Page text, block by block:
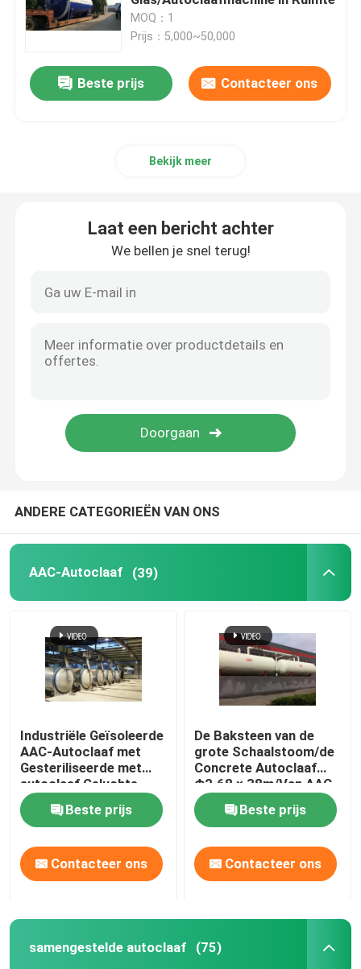
samengestelde autoclaaf
Vulcaniserende Autoclaaf
industriële autoclaaf
Hout autoclaaf
De Producten van de koolstofvezel
Chemische Drukvaten
Chemische Warmtewisselaar
Chemische Kolom
Chemische Opslagtanks
MOQ：1
Prijs：5,000~50,000
Beste prijs Contacteer ons
Bekijk meer
Laat een bericht achter
We bellen je snel terug!
ANDERE CATEGORIEËN VAN ONS
AAC-Autoclaaf (39)
Industriële Geïsoleerde
AAC-Autoclaaf met
Gesteriliseerde met
autoclaaf Geluchte
Concrete Blokasme
norm
Beste prijs
Contacteer ons
De Baksteen van de
grote Schaalstoom/de
Concrete Autoclaaf
Φ2.68 × 38m/Van AAC
de autoclaaf van de
Drukvatautoclaaf AAC
Beste prijs
Contacteer ons
samengestelde autoclaaf (75)